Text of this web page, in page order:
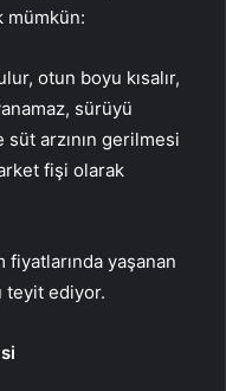
mümkün:
otun boyu kısalır,
sürüyü
arzının gerilmesi
fişi olarak
fiyatlarında yaşanan
teyit ediyor.